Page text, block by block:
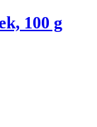
100 g